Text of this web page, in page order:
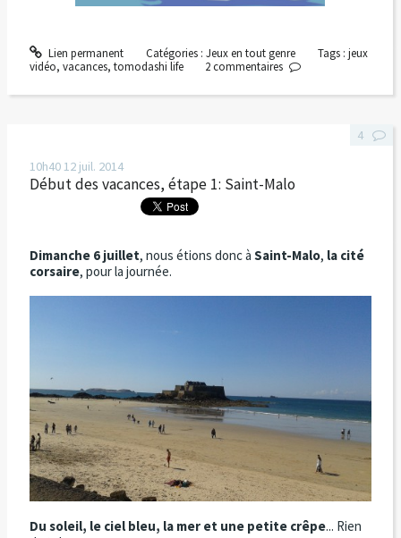
Lien permanent Catégories : Jeux en tout genre Tags : jeux
vidéo, vacances, tomodashi life 2commentaires
10h4012 juil. 2014
Début des vacances, étape 1: Saint-Malo
Dimanche 6 juillet, nous étions donc à Saint-Malo, la cité
corsaire, pour la journée.
Du soleil, le ciel bleu, la mer et une petite crêpe... Rien
4